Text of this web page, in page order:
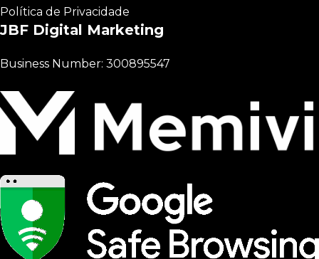
Política de Privacidade
JBF Digital Marketing
Business Number: 300895547